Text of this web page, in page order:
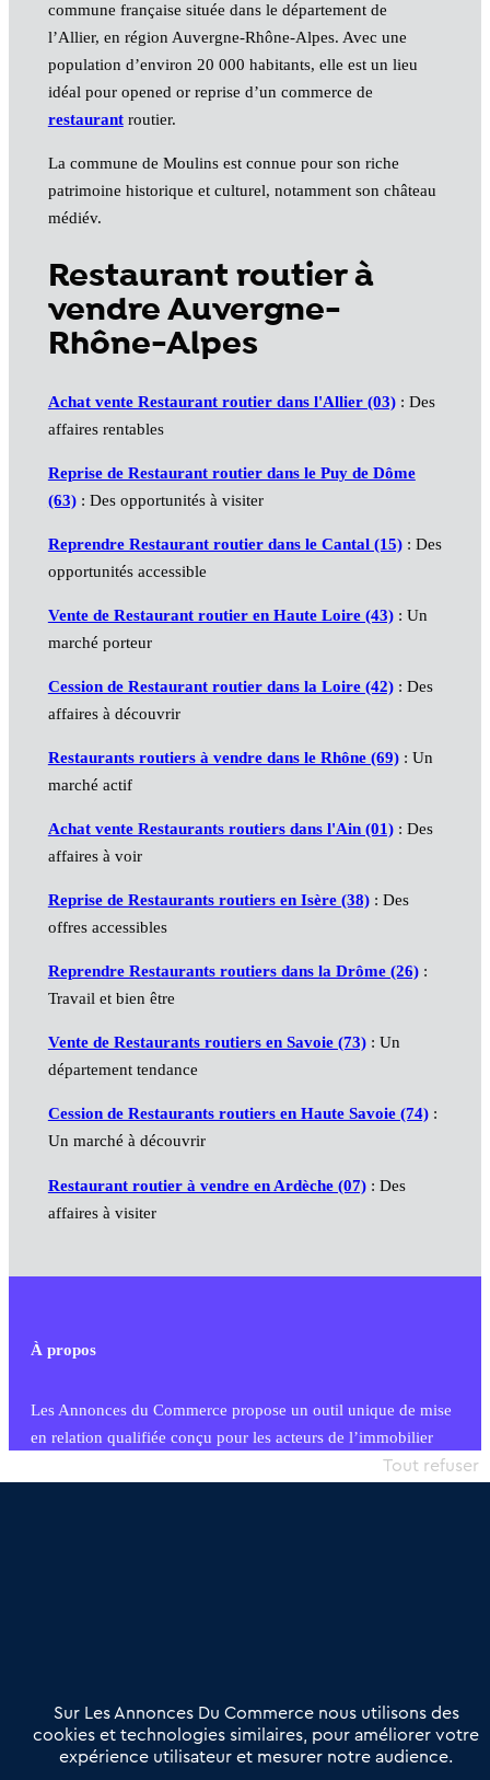
commune française située dans le département de
l’Allier, en région Auvergne-Rhône-Alpes. Avec une
population d’environ 20 000 habitants, elle est un lieu
idéal pour opened or reprise d’un commerce de
restaurantroutier.
La commune de Moulins est connue pour son riche
patrimoine historique et culturel, notamment son château
médiév.
Restaurant routier à
vendre Auvergne-
Rhône-Alpes
Achat vente Restaurant routier dans l'Allier (03): Des
affaires rentables
Reprise de Restaurant routier dans le Puy de Dôme
(63): Des opportunités à visiter
Reprendre Restaurant routier dans le Cantal (15): Des
opportunités accessible
Vente de Restaurant routier en Haute Loire (43): Un
marché porteur
Cession de Restaurant routier dans la Loire (42): Des
affaires à découvrir
Restaurants routiers à vendre dans le Rhône (69): Un
marché actif
Achat vente Restaurants routiers dans l'Ain (01): Des
affaires à voir
Reprise de Restaurants routiers en Isère (38): Des
offres accessibles
Reprendre Restaurants routiers dans la Drôme (26):
Travail et bien être
Vente de Restaurants routiers en Savoie (73): Un
département tendance
Cession de Restaurants routiers en Haute Savoie (74):
Un marché à découvrir
Restaurant routier à vendre en Ardèche (07): Des
affaires à visiter
À propos
Les Annonces du Commerce propose un outil unique de mise
en relation qualifiée conçu pour les acteurs de l’immobilier
commercial et les collectivités territoriales, simple et intégrant
Offres Pro
Actualités
Qui sommes nous ?
Derniers articles
Sur Les Annonces Du Commerce nous utilisons des
cookies et technologies similaires, pour améliorer votre
expérience utilisateur et mesurer notre audience.
Tout refuser